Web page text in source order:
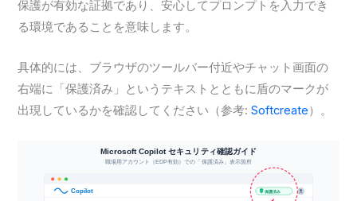
保護が有効な証拠であり、安心してプロンプトを入力でき
る環境であることを意味します。
具体的には、ブラウザのツールバー付近やチャット画面の
右端に「保護済み」というテキストとともに盾のマークが
出現しているかを確認してください（参考:Softcreate）。